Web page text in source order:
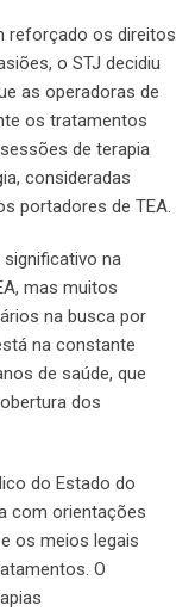
reforçado os direitos
o STJ decidiu
as operadoras de
os tratamentos
de terapia
consideradas
portadores de TEA.
na
mas muitos
na busca por
na constante
de saúde, que
dos
do Estado do
com orientações
os meios legais
O